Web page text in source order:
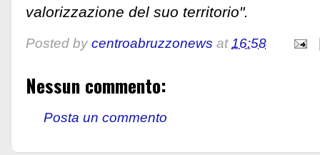
valorizzazione del suo territorio".
Posted by centroabruzzonews at16:58
Nessun commento:
Posta un commento